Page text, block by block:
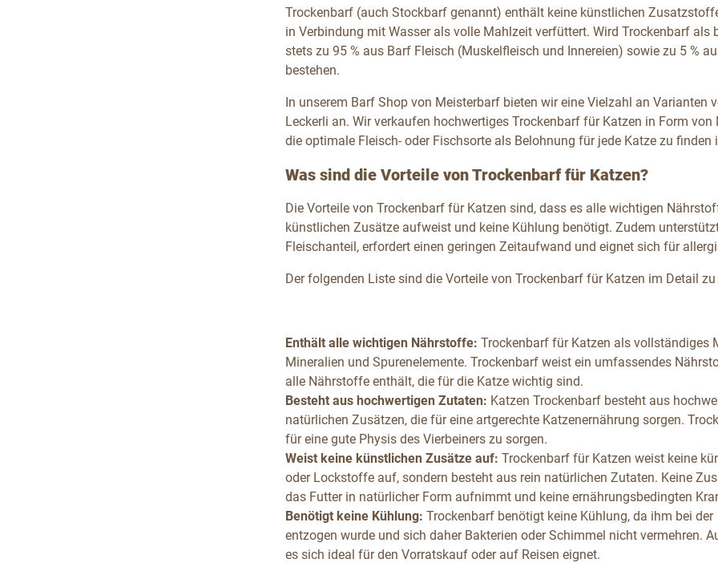
Trockenbarf (auch Stockbarf genannt) enthält keine künstlichen
in Verbindung mit Wasser als volle Mahlzeit verfüttert. Wird Trockenbarf
stets zu 95 % aus Barf Fleisch (Muskelfleisch und Innereien) sowie zu 5 %
bestehen.
In unserem Barf Shop von Meisterbarf bieten wir eine Vielzahl an
Leckerli an. Wir verkaufen hochwertiges Trockenbarf für Katzen in Form
die optimale Fleisch- oder Fischsorte als Belohnung für jede Katze zu finden
Was sind die Vorteile von Trockenbarf für Katzen?
Die Vorteile von Trockenbarf für Katzen sind, dass es alle wichtigen
künstlichen Zusätze aufweist und keine Kühlung benötigt. Zudem
Fleischanteil, erfordert einen geringen Zeitaufwand und eignet sich für
Der folgenden Liste sind die Vorteile von Trockenbarf für Katzen im Detail zu
Enthält alle wichtigen Nährstoffe: Trockenbarf für Katzen als vollständiges
Mineralien und Spurenelemente. Trockenbarf weist ein umfassendes
alle Nährstoffe enthält, die für die Katze wichtig sind.
Besteht aus hochwertigen Zutaten: Katzen Trockenbarf besteht aus
natürlichen Zusätzen, die für eine artgerechte Katzenernährung sorgen.
für eine gute Physis des Vierbeiners zu sorgen.
Weist keine künstlichen Zusätze auf: Trockenbarf für Katzen weist keine
oder Lockstoffe auf, sondern besteht aus rein natürlichen Zutaten. Keine
das Futter in natürlicher Form aufnimmt und keine ernährungsbedingten
Benötigt keine Kühlung: Trockenbarf benötigt keine Kühlung, da ihm bei
entzogen wurde und sich daher Bakterien oder Schimmel nicht vermehren.
es sich ideal für den Vorratskauf oder auf Reisen eignet.